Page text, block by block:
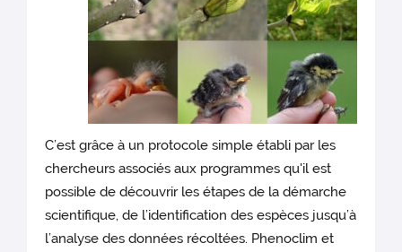
C’est grâce à un protocole simple établi par les
chercheurs associés aux programmes qu'il est
possible de découvrir les étapes de la démarche
scientifique, de l’identification des espèces jusqu’à
l’analyse des données récoltées. Phenoclim et